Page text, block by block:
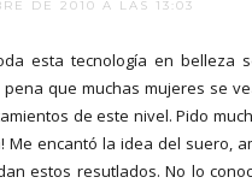
DE 2010 A LAS 13:03
esta tecnología en belleza
que muchas mujeres se
de este nivel. Pido
Me encantó la idea del suero,
estos resutlados. No lo